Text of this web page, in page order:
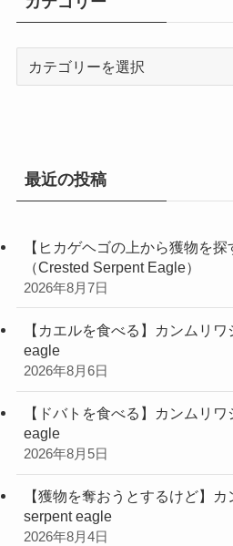
ブ
最近の投稿
【ヒカゲヘゴの上から獲物を
（Crested Serpent Eagle）
2026年8月7日
【カエルを食べる】カンムリ
eagle
2026年8月6日
【ドバトを食べる】カンムリ
eagle
2026年8月5日
【獲物を奪おうとするけど】
serpent eagle
2026年8月4日